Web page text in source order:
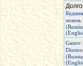
ионов
Ganev